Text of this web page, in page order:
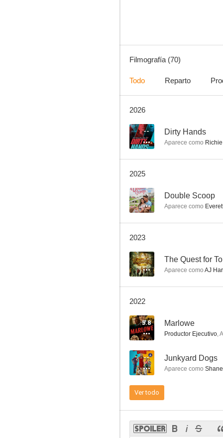
7.0
5.8
Filmografía (70)
Todo Reparto
2026
-- Dirty Hands
Aparece como
2025
-- Double Scoop
Aparece como
2023
-- The Quest for
Aparece como AJ
2022
5.8 Marlowe
Productor Ejecutivo,
-- Junkyard Dogs
Aparece como
Ver todo